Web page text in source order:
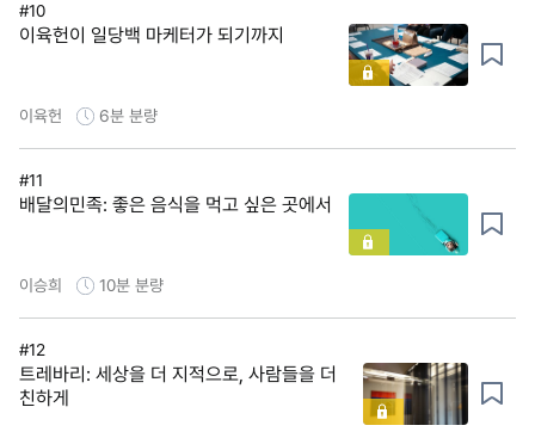
#10
이육헌이 일당백 마케터가 되기까지
이육헌 6분 분량
#11
배달의민족: 좋은 음식을 먹고 싶은 곳에서
이승희 10분 분량
#12
트레바리: 세상을 더 지적으로, 사람들을 더
친하게